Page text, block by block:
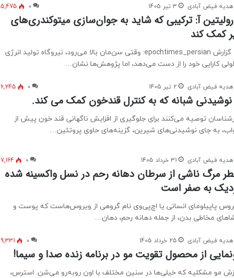
هدیه فیض آبادی 3 تیر 1405 0
5,475
آ: ترکیبی که شاید به جوان‌سازی میتوکندری‌های
کمک کند⁠
به گزارش epochtimes_persian: وقتی سن‌مان بالا می‌رود، نیروگاه تولید انرژی
کارایی خود را از دست می‌دهد، اما پژوهش‌ها نشان…
هدیه فیض آبادی 2 تیر 1405 0
6,245
توصیه می‌کنند برای جلوگیری از افزایش ناگهانی قند خون پیش از
به جای نوشیدنی‌های شیرین، گزینه‌های حاوی پروتئین…
هدیه فیض آبادی 31 خرداد 1405 0
7,164
مرگ ناشی از سرطان دهانه رحم در نسل واکسینه شده
به صفر است
پاپیلومای انسانی یا اچ‌پی‌وی نام گروهی از ویروس‌هاست که پوست و
مخاطی بدن، از جمله دهانه رحم، دهان…
هدیه فیض آبادی 25 خرداد 1405 0
9,331
از محصول تقویت مو در برنامه زنده صدا و سیما!
مو مشکلیه که خیلی‌ها در سنین مختلف با اون روبه‌رو می‌شن. استرس،